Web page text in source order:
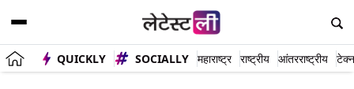
QUICKLY SOCIALLY महाराष्ट्र राष्ट्रीय आंतरराष्ट्रीय